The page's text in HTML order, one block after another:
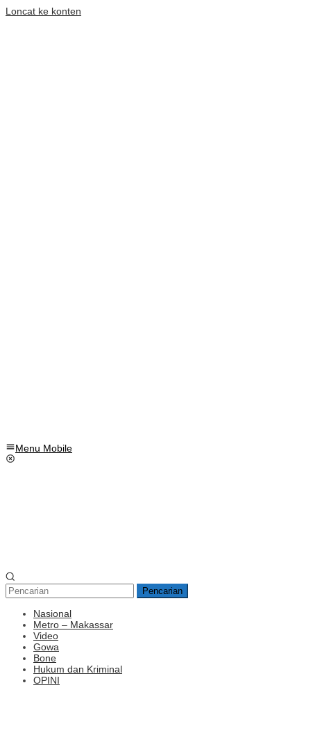
Loncat ke konten
Menu Mobile
Pencarian
Nasional
Metro – Makassar
Video
Gowa
Bone
Hukum dan Kriminal
OPINI